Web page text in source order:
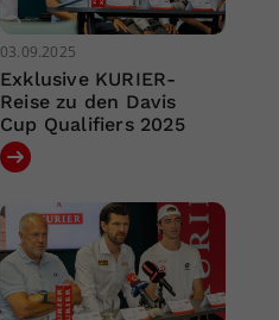
03.09.2025
Exklusive KURIER-
Reise zu den Davis
Cup Qualifiers 2025